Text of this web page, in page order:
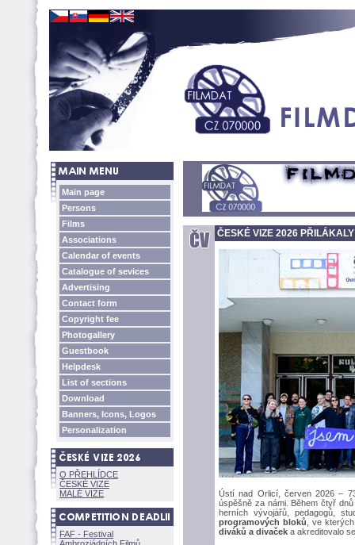
Main page
Persons
Films
Associations
Calendar of events
Catalogue of sevices
Advertising
Contact form
Copyright fee
Photogallery
Guestbook
Helpdesk
List of sections
Download
Banners, Icons, Logos
Personalization
O PŘEHLÍDCE
ČESKÉ VIZE
MALÉ VIZE
FAF - Festival
ČESKÉ VIZE 2026
Ústí nad Orlicí, červen 2026 –
úspěšně za námi. Během čtyř
herních vývojářů, pedagogů,
programových bloků , ve
diváků a divaček a akreditovalo